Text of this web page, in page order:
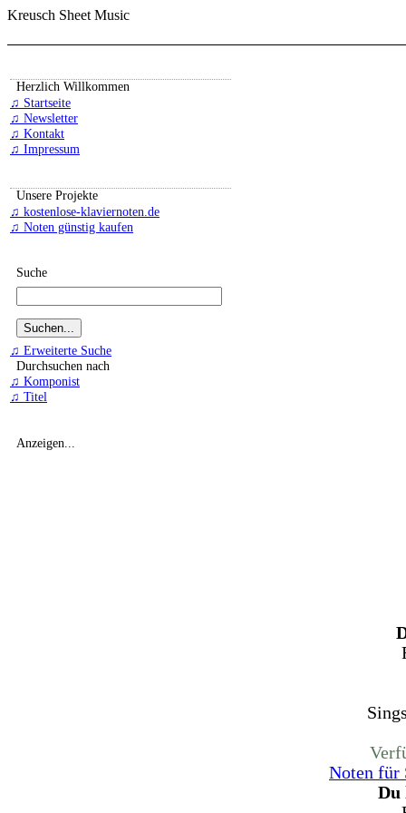
Kreusch Sheet Music
Herzlich Willkommen
♫ Startseite
♫ Newsletter
♫ Kontakt
♫ Impressum
Unsere Projekte
♫ kostenlose-klaviernoten.de
♫ Noten günstig kaufen
Suche
♫ Erweiterte Suche
Durchsuchen nach
♫ Komponist
♫ Titel
Anzeigen...
Noten für
Du